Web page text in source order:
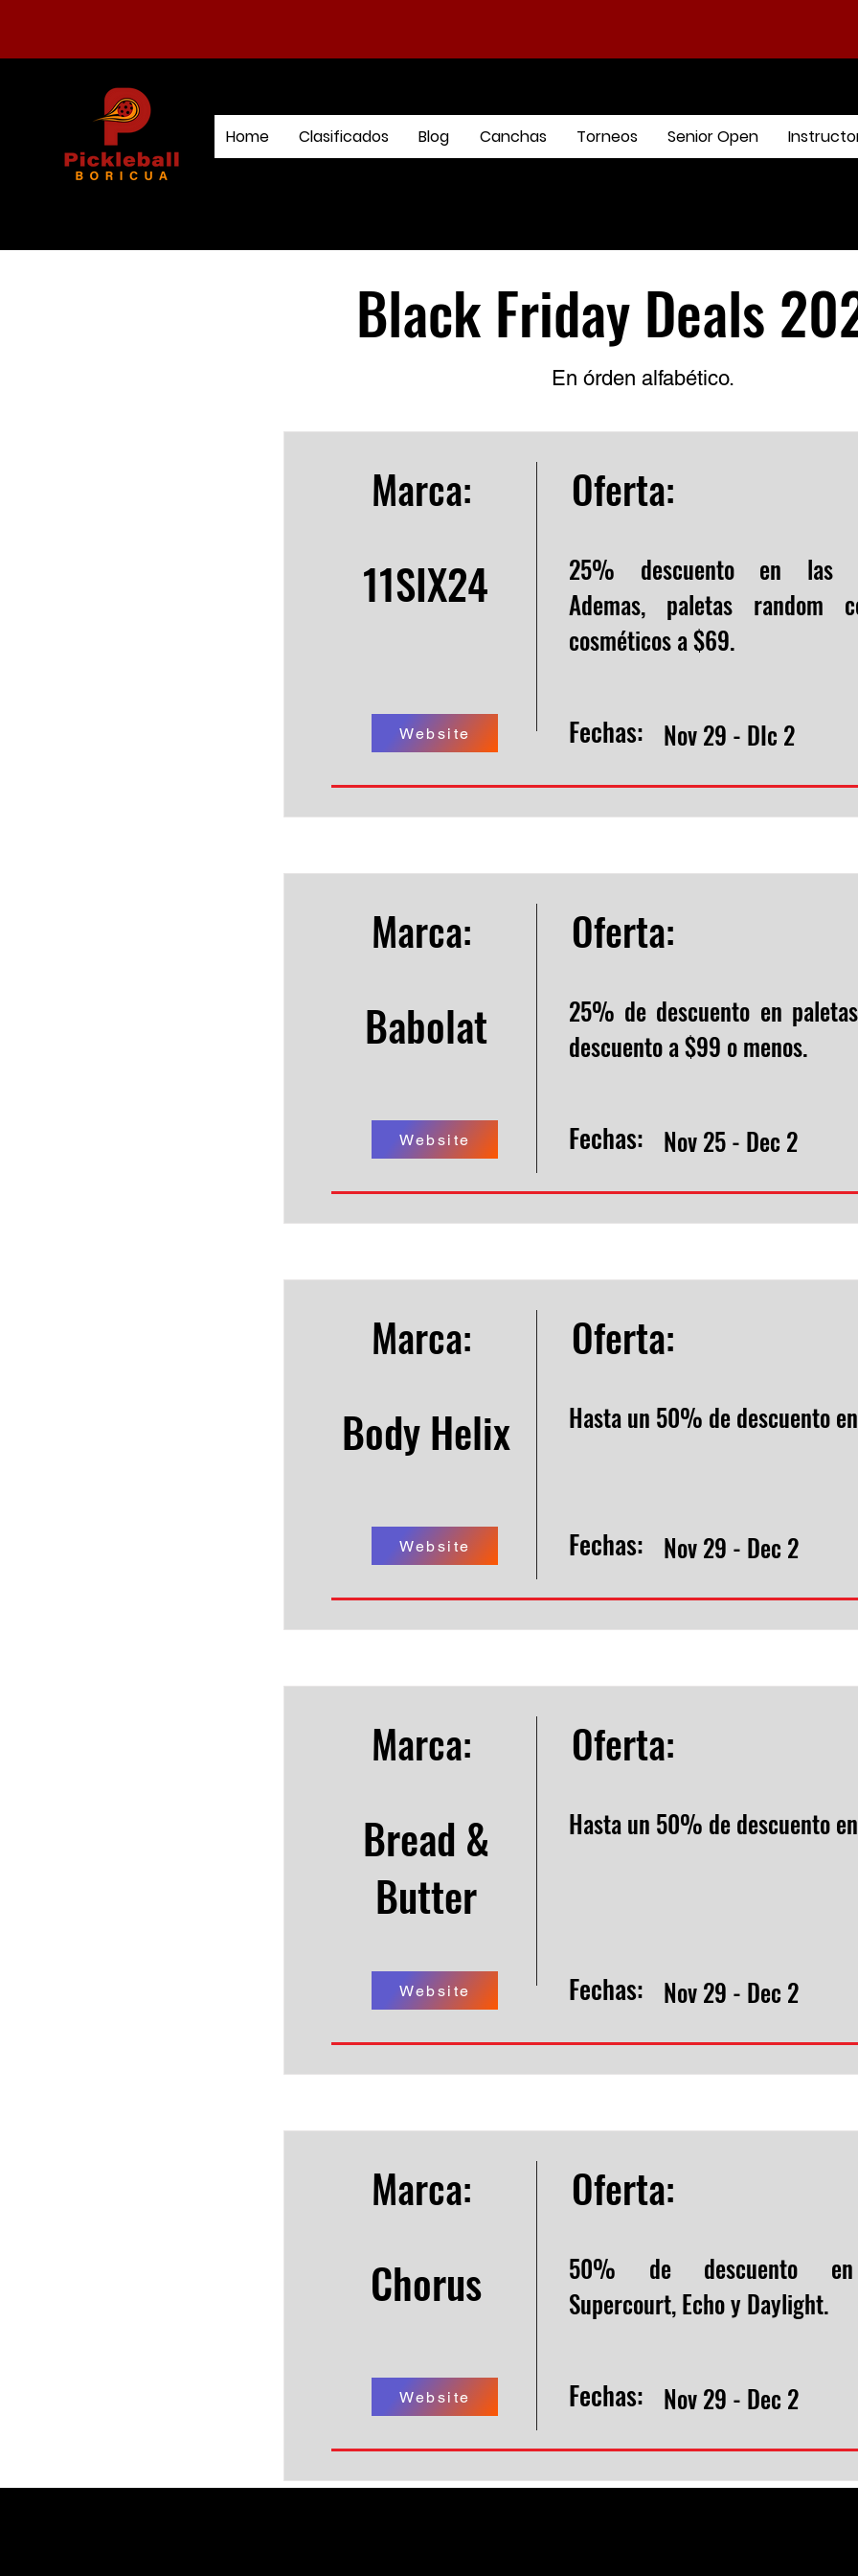
Home Clasificados Blog Canchas Torneos Senior Open
Black Friday Deals
En órden alfabético.
Marca:
11SIX24
Website
Oferta:
25% descuento en las
Ademas, paletas random
cosméticos a $69.
Fechas: Nov 29 - DIc 2
Marca:
Babolat
Website
Oferta:
25% de descuento en
descuento a $99 o menos.
Fechas: Nov 25 - Dec 2
Marca:
Body Helix
Website
Oferta:
Hasta un 50% de descuento
Fechas: Nov 29 - Dec 2
Marca:
Bread &
Butter
Website
Oferta:
Hasta un 50% de descuento
Fechas: Nov 29 - Dec 2
Marca:
Chorus
Website
Oferta:
50% de descuento
Supercourt, Echo y Daylight.
Fechas: Nov 29 - Dec 2